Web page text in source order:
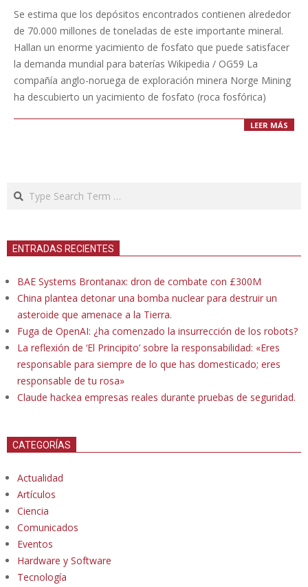
07-
07
Se estima que los depósitos encontrados contienen alrededor
de 70.000 millones de toneladas de este importante mineral.
Hallan un enorme yacimiento de fosfato que puede satisfacer
la demanda mundial para baterías Wikipedia / OG59 La
compañía anglo-noruega de exploración minera Norge Mining
ha descubierto un yacimiento de fosfato (roca fosfórica)
LEER MÁS
Search
ENTRADAS RECIENTES
BAE Systems Brontanax: dron de combate con £300M
China plantea detonar una bomba nuclear para destruir un
asteroide que amenace a la Tierra.
Fuga de OpenAI: ¿ha comenzado la insurrección de los robots?
La reflexión de ‘El Principito’ sobre la responsabilidad: «Eres
responsable para siempre de lo que has domesticado; eres
responsable de tu rosa»
Claude hackea empresas reales durante pruebas de seguridad.
CATEGORÍAS
Actualidad
Artículos
Ciencia
Comunicados
Eventos
Hardware y Software
Tecnología